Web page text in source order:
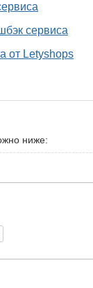
сервиса
от Letyshops
ниже: